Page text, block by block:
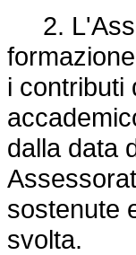
2.
i contributi
dalla data
sostenute
svolta.